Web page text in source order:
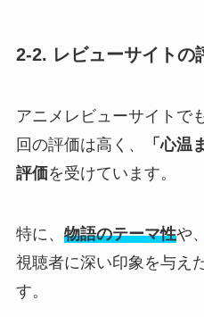
2-2. レビューサイトの
アニメレビューサイトで
回の評価は高く、
「心温
評価を受けています。
特に、 物語のテーマ性や、
視聴者に深い印象を与え
す。